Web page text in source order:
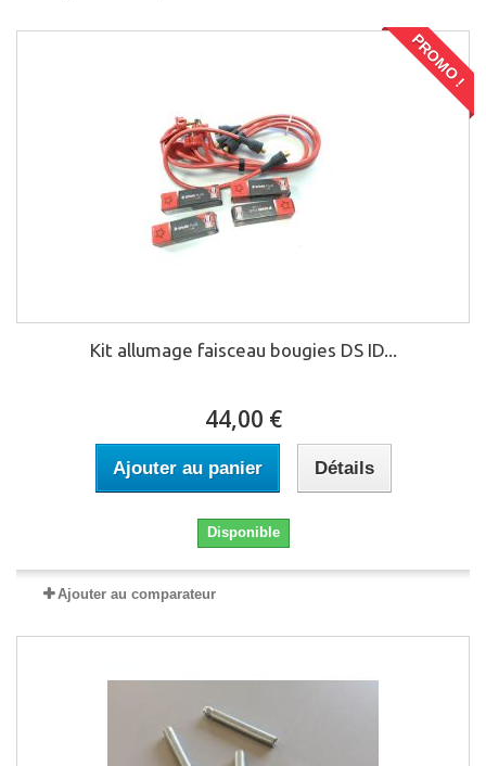
PROMO !
Kit allumage faisceau bougies DS ID...
44,00 €
Ajouter au panier Détails
Disponible
Ajouter au comparateur